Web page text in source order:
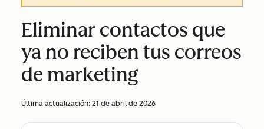
Eliminar contactos que
ya no reciben tus correos
de marketing
Última actualización: 21 de abril de 2026